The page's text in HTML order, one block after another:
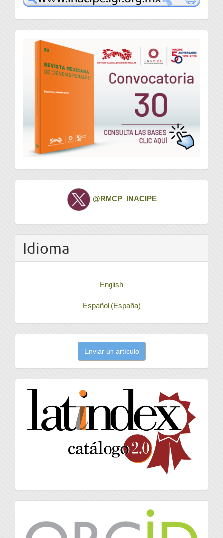
convocatoria
Twitter @RMCP_INACIPE
Idioma
English
Español (España)
artículo
Enviar un artículo
latindex